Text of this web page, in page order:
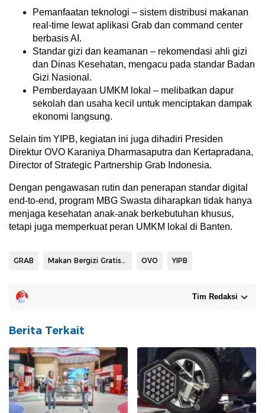
Pemanfaatan teknologi – sistem distribusi makanan
real-time lewat aplikasi Grab dan command center
berbasis AI.
Standar gizi dan keamanan – rekomendasi ahli gizi
dan Dinas Kesehatan, mengacu pada standar Badan
Gizi Nasional.
Pemberdayaan UMKM lokal – melibatkan dapur
sekolah dan usaha kecil untuk menciptakan dampak
ekonomi langsung.
Selain tim YIPB, kegiatan ini juga dihadiri Presiden
Direktur OVO Karaniya Dharmasaputra dan Kertapradana,
Director of Strategic Partnership Grab Indonesia.
Dengan pengawasan rutin dan penerapan standar digital
end-to-end, program MBG Swasta diharapkan tidak hanya
menjaga kesehatan anak-anak berkebutuhan khusus,
tetapi juga memperkuat peran UMKM lokal di Banten.
GRAB Makan Bergizi Gratis (MBG) OVO YIPB
Tim Redaksi
Berita Terkait